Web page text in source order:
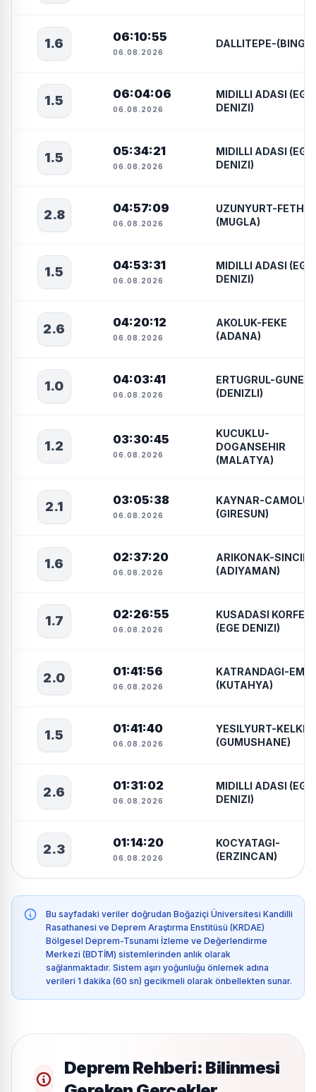
1.6 06:10:55
06.08.2026
DALLITEPE-
1.5 06:04:06
06.08.2026
MIDILLI ADASI (EGE
DENIZI)
1.5 05:34:21
06.08.2026
MIDILLI ADASI (EGE
DENIZI)
2.8 04:57:09
06.08.2026
UZUNYURT-
(MUGLA)
1.5 04:53:31
06.08.2026
MIDILLI ADASI (EGE
DENIZI)
2.6 04:20:12
06.08.2026
AKOLUK-FEKE
(ADANA)
1.0 04:03:41
06.08.2026
ERTUGRUL-GUNEY
(DENIZLI)
1.2 03:30:45
06.08.2026
KUCUKLU-
DOGANSEHIR
(MALATYA)
2.1 03:05:38
06.08.2026
KAYNAR-CAMOLUK
(GIRESUN)
1.6 02:37:20
06.08.2026
ARIKONAK-SINCIK
(ADIYAMAN)
1.7 02:26:55
06.08.2026
KUSADASI KORFEZI
(EGE DENIZI)
2.0 01:41:56
06.08.2026
KATRANDAGI-
(KUTAHYA)
1.5 01:41:40
06.08.2026
YESILYURT-KELKIT
(GUMUSHANE)
2.6 01:31:02
06.08.2026
MIDILLI ADASI (EGE
DENIZI)
2.3 01:14:20
06.08.2026
KOCYATAGI-
(ERZINCAN)
Bu sayfadaki veriler doğrudan Boğaziçi Üniversitesi Kandilli
Rasathanesi ve Deprem Araştırma Enstitüsü (KRDAE)
Bölgesel Deprem-Tsunami İzleme ve Değerlendirme
Merkezi (BDTİM) sistemlerinden anlık olarak
sağlanmaktadır. Sistem aşırı yoğunluğu önlemek adına
verileri 1 dakika (60 sn) gecikmeli olarak önbellekten sunar.
Deprem Rehberi: Bilinmesi